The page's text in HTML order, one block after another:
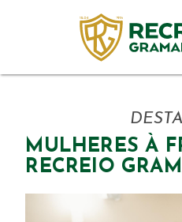
MULHERES À
RECREIO